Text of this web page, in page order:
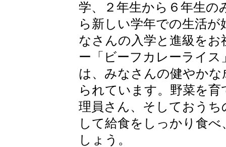
学、２年生から６年生の
ら新しい学年での生活
なさんの入学と進級を
ー「ビーフカレーライ
は、みなさんの健やか
られています。野菜を
理員さん、そしておう
して給食をしっかり食
しょう。